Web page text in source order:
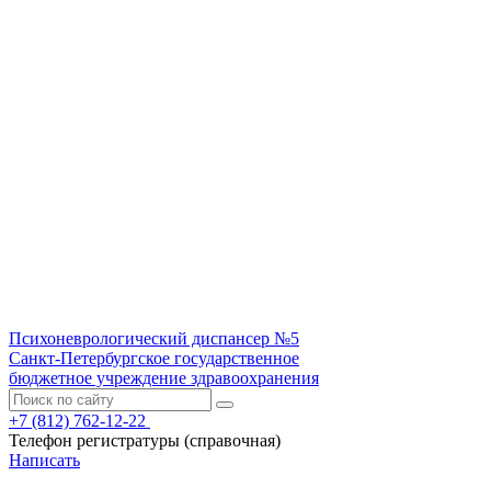
Психоневрологический диспансер №5
Санкт-Петербургское государственное
бюджетное учреждение здравоохранения
+7 (812) 762-12-22
Телефон регистратуры (справочная)
Написать